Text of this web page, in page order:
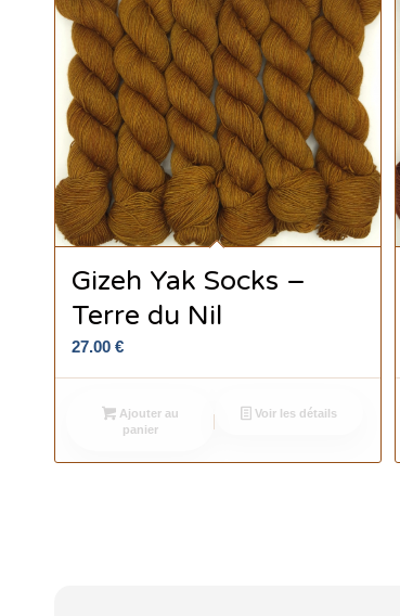
Gizeh Yak Socks –
Terre du Nil
27.00 €
Ajouter au
panier
Voir les détails